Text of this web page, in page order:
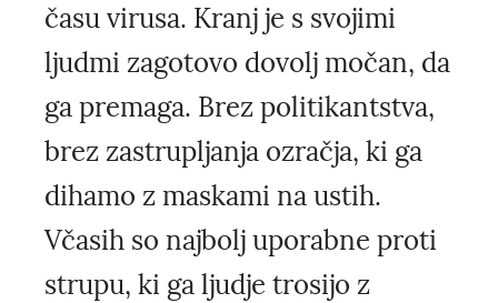
času virusa. Kranj je s svojimi
ljudmi zagotovo dovolj močan, da
ga premaga. Brez politikantstva,
brez zastrupljanja ozračja, ki ga
dihamo z maskami na ustih.
Včasih so najbolj uporabne proti
strupu, ki ga ljudje trosijo z